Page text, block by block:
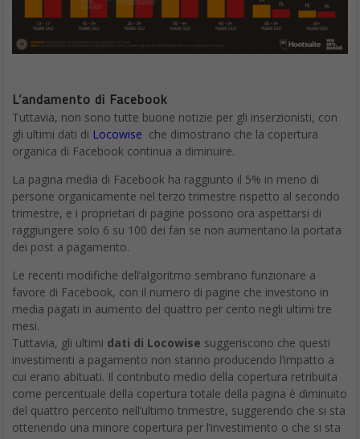
L’andamento di Facebook
Tuttavia, non sono tutte buone notizie per gli inserzionisti, con
gli ultimi dati di Locowise che dimostrano che la copertura
organica di Facebook continua a diminuire.
La pagina media di Facebook ha raggiunto il 5% in meno di
persone organicamente nel terzo trimestre rispetto al secondo
trimestre, e i proprietari di pagine possono ora aspettarsi di
raggiungere solo 6 su 100 dei fan se non aumentano la portata
dei post a pagamento.
Le recenti modifiche dell’algoritmo sembrano funzionare a
favore di Facebook, con il numero di pagine che investono in
media pagati in aumento del quattro per cento negli ultimi tre
mesi.
Tuttavia, gli ultimi dati di Locowise suggeriscono che questi
investimenti a pagamento non stanno producendo l’impatto a
cui erano abituati. Il contributo medio della copertura retribuita
come percentuale della copertura totale della pagina è diminuito
del quattro percento nell’ultimo trimestre, suggerendo che si sta
ottenendo una minore copertura per l’investimento o che si sta